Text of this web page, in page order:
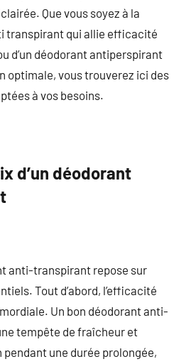
Que vous soyez à la
transpirant qui allie efficacité
d’un déodorant antiperspirant
optimale, vous trouverez ici des
à vos besoins.
d’un déodorant
anti-transpirant repose sur
Tout d’abord, l’efficacité
Un bon déodorant anti-
tempête de fraîcheur et
une durée prolongée,